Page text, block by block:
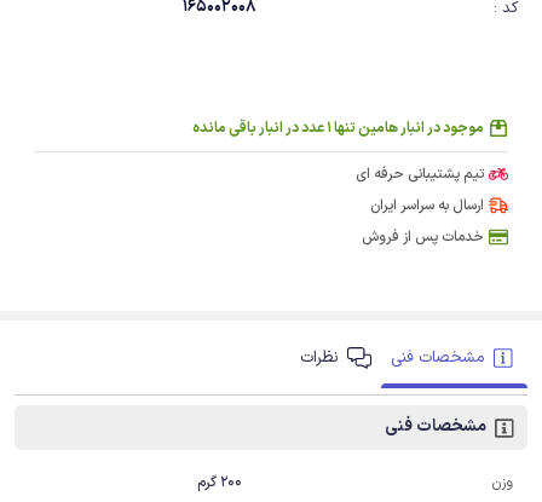
کد : 165002008
موجود در انبار هامین تنها 1 عدد در انبار باقی مانده
تیم پشتیبانی حرفه ای
ارسال به سراسر ایران
خدمات پس از فروش
مشخصات فنی نظرات
مشخصات فنی
وزن 200 گرم